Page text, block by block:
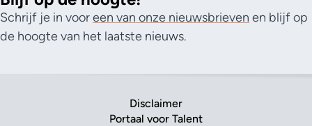
Schrijf je in vooreen van onze nieuwsbrieven en blijf op
de hoogte van het laatste nieuws.
Disclaimer
Portaal voor Talent